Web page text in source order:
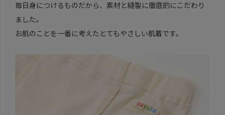
毎日身につけるものだから、素材と縫製に徹底的にこだわり
ました。
お肌のことを一番に考えたとてもやさしい肌着です。